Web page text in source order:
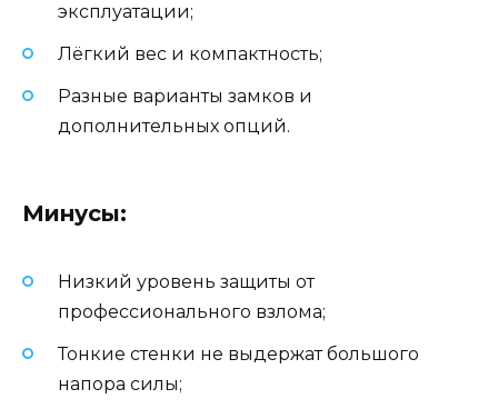
эксплуатации;
Лёгкий вес и компактность;
Разные варианты замков и
дополнительных опций.
Минусы:
Низкий уровень защиты от
профессионального взлома;
Тонкие стенки не выдержат большого
напора силы;